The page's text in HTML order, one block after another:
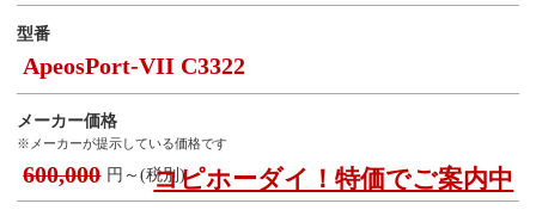
型番
ApeosPort-VII C3322
メーカー価格
※メーカーが提示している価格です
600,000 円～(税別)コピホーダイ！特価でご案内中